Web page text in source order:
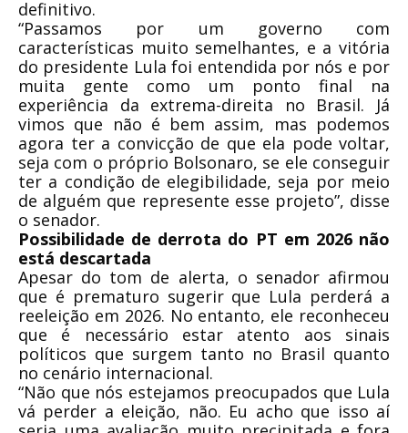
definitivo.
“Passamos por um governo com
características muito semelhantes, e a vitória
do presidente Lula foi entendida por nós e por
muita gente como um ponto final na
experiência da extrema-direita no Brasil. Já
vimos que não é bem assim, mas podemos
agora ter a convicção de que ela pode voltar,
seja com o próprio Bolsonaro, se ele conseguir
ter a condição de elegibilidade, seja por meio
de alguém que represente esse projeto”, disse
o senador.
Possibilidade de derrota do PT em 2026 não
está descartada
Apesar do tom de alerta, o senador afirmou
que é prematuro sugerir que Lula perderá a
reeleição em 2026. No entanto, ele reconheceu
que é necessário estar atento aos sinais
políticos que surgem tanto no Brasil quanto
no cenário internacional.
“Não que nós estejamos preocupados que Lula
vá perder a eleição, não. Eu acho que isso aí